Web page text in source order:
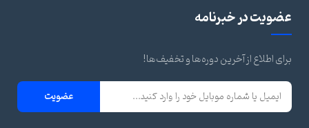
عضویت در خبرنامه
برای اطلاع از آخرین دوره‌ها و تخفیف‌ها!
عضویت